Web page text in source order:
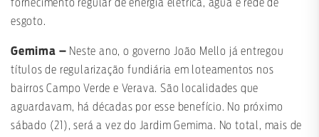
fornecimento regular de energia elétrica, água e rede de
esgoto.
Gemima – Neste ano, o governo João Mello já entregou
títulos de regularização fundiária em loteamentos nos
bairros Campo Verde e Verava. São localidades que
aguardavam, há décadas por esse benefício. No próximo
sábado (21), será a vez do Jardim Gemima. No total, mais de